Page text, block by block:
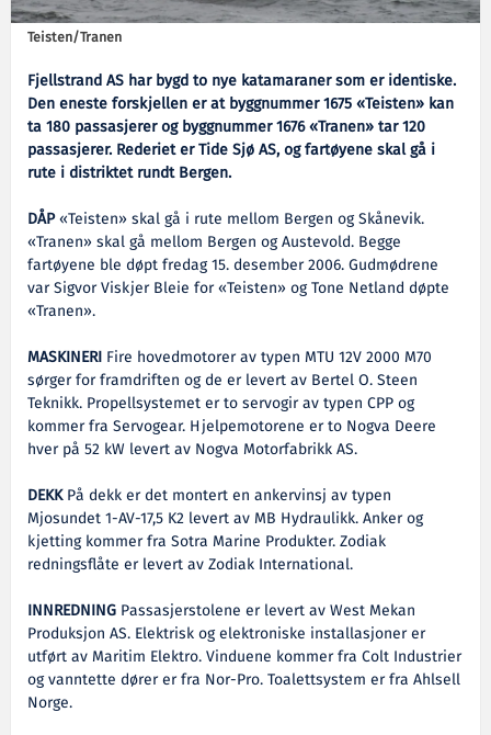
Teisten/Tranen
Fjellstrand AS har bygd to nye katamaraner som er identiske.
Den eneste forskjellen er at byggnummer 1675 «Teisten» kan
ta 180 passasjerer og byggnummer 1676 «Tranen» tar 120
passasjerer. Rederiet er Tide Sjø AS, og fartøyene skal gå i
rute i distriktet rundt Bergen.
DÅP«Teisten» skal gå i rute mellom Bergen og Skånevik.
«Tranen» skal gå mellom Bergen og Austevold. Begge
fartøyene ble døpt fredag 15. desember 2006. Gudmødrene
var Sigvor Viskjer Bleie for «Teisten» og Tone Netland døpte
«Tranen».
MASKINERI Fire hovedmotorer av typen MTU 12V 2000 M70
sørger for framdriften og de er levert av Bertel O. Steen
Teknikk. Propellsystemet er to servogir av typen CPP og
kommer fra Servogear. Hjelpemotorene er to Nogva Deere
hver på 52 kW levert av Nogva Motorfabrikk AS.
DEKKPå dekk er det montert en ankervinsj av typen
Mjosundet 1-AV-17,5 K2 levert av MB Hydraulikk. Anker og
kjetting kommer fra Sotra Marine Produkter. Zodiak
redningsflåte er levert av Zodiak International.
INNREDNING Passasjerstolene er levert av West Mekan
Produksjon AS. Elektrisk og elektroniske installasjoner er
utført av Maritim Elektro. Vinduene kommer fra Colt Industrier
og vanntette dører er fra Nor-Pro. Toalettsystem er fra Ahlsell
Norge.